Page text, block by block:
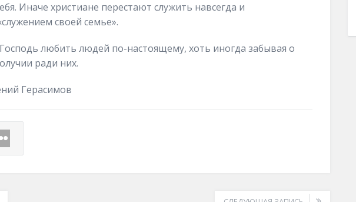
Иначе христиане перестают служить навсегда и
своей семье».
любить людей по-настоящему, хоть иногда забывая о
ради них.
Герасимов